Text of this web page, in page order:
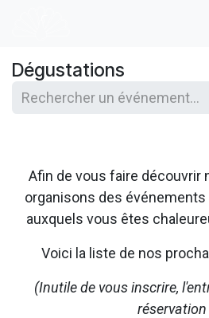
Dégustations
Afin de vous faire découvrir
organisons des
auxquels vous êtes
Voici la liste de nos
(Inutile de vous inscrire,
réservation